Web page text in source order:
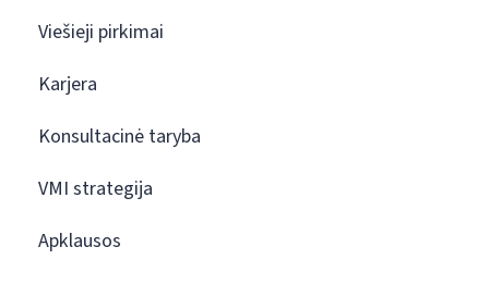
Viešieji pirkimai
Karjera
Konsultacinė taryba
VMI strategija
Apklausos